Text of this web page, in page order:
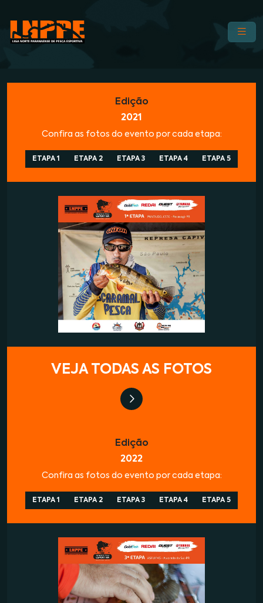
Edição
2021
Confira as fotos do evento por cada etapa:
ETAPA 1 ETAPA 2 ETAPA 3 ETAPA 4 ETAPA 5
VEJA TODAS AS FOTOS
Edição
2022
Confira as fotos do evento por cada etapa:
ETAPA 1 ETAPA 2 ETAPA 3 ETAPA 4 ETAPA 5